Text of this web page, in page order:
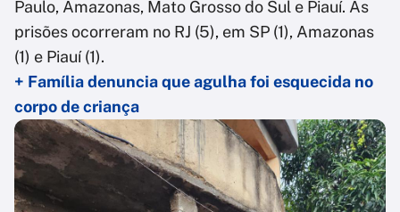
Paulo, Amazonas, Mato Grosso do Sul e Piauí. As
prisões ocorreram no RJ (5), em SP (1), Amazonas
(1) e Piauí (1).
+ Família denuncia que agulha foi esquecida no
corpo de criança